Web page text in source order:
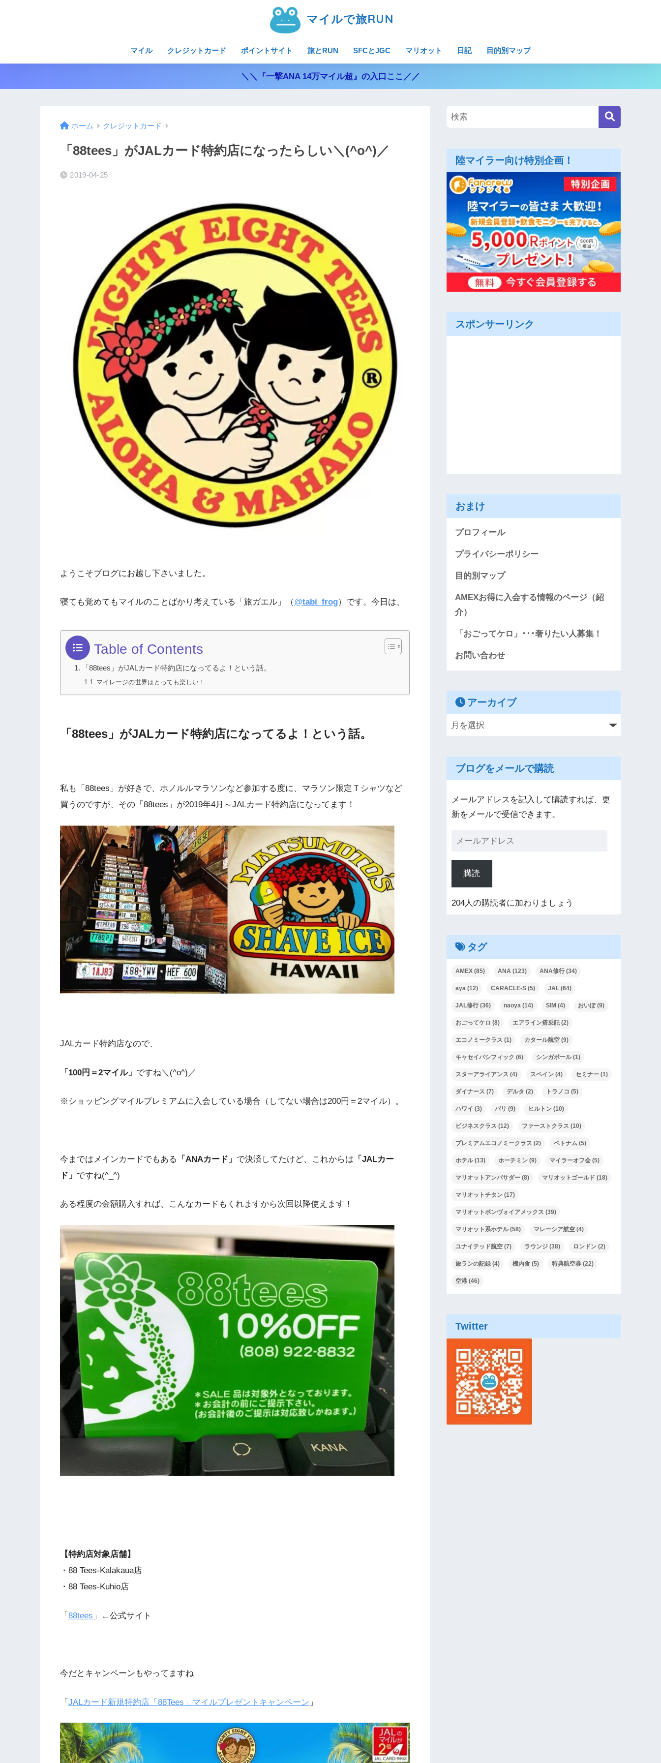
マイルで旅RUN
マイル クレジットカード ポイントサイト 旅とRUN SFCとJGC マリオット 日記 目的別マップ
＼＼『一撃ANA 14万マイル超』の入口ここ／／
ホーム クレジットカード
「88tees」がJALカード特約店になったらしい＼(^o^)／
2019-04-25
ようこそブログにお越し下さいました。
寝ても覚めてもマイルのことばかり考えている「旅ガエル」（@tabi_frog）です。今日は、
Table of Contents
「88tees」がJALカード特約店になってるよ！という話。
マイレージの世界はとっても楽しい！
「88tees」がJALカード特約店になってるよ！という話。
私も「88tees」が好きで、ホノルルマラソンなど参加する度に、マラソン限定Ｔシャツなど
買うのですが、その「88tees」が2019年4月～JALカード特約店になってます！
JALカード特約店なので、
「100円＝2マイル」 ですね＼(^o^)／
※ショッピングマイルプレミアムに入会している場合（してない場合は200円＝2マイル）。
今まではメインカードでもある 「ANAカード」 で決済してたけど、これからは 「JALカー
ド」 ですね(^_^)
ある程度の金額購入すれば、こんなカードもくれますから次回以降使えます！
【特約店対象店舗】
・88 Tees-Kalakaua店
・88 Tees-Kuhio店
「 88tees 」←公式サイト
今だとキャンペーンもやってますね
「 JALカード新規特約店「88Tees」マイルプレゼントキャンペーン 」
陸マイラー向け特別企画！
スポンサーリンク
おまけ
プロフィール
プライバシーポリシー
目的別マップ
AMEXお得に入会する情報のページ（紹
介）
「おごってケロ」･･･奢りたい人募集！
お問い合わせ
アーカイブ
ブログをメールで購読
メールアドレスを記入して購読すれば、更
新をメールで受信できます。
購読
204人の購読者に加わりましょう
タグ
AMEX (85) ANA (123) ANA修行 (34)
aya (12) CARACLE-S (5) JAL (64)
JAL修行 (36) naoya (14) SIM (4) おいぽ(9)
おごってケロ (8) エアライン搭乗記(2)
エコノミークラス (1) カタール航空 (9)
キャセイパシフィック (6) シンガポール(1)
スターアライアンス (4) スペイン (4) セミナー (1)
ダイナース (7) デルタ (2) トラノコ (5)
ハワイ (3) パリ (9) ヒルトン (10)
ビジネスクラス (12) ファーストクラス (10)
プレミアムエコノミークラス (2) ベトナム (5)
ホテル(13) ホーチミン (9) マイラーオフ会 (5)
マリオットアンバサダー (8) マリオットゴールド (18)
マリオットチタン (17)
マリオットボンヴォイアメックス (39)
マリオット系ホテル(58) マレーシア航空 (4)
ユナイテッド航空 (7) ラウンジ (38) ロンドン (2)
旅ランの記録 (4) 機内食 (5) 特典航空券 (22)
空港 (46)
Twitter